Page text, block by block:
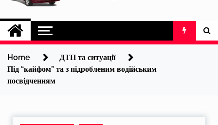
Home
ДТП та ситуації
Під “кайфом” та з підробленим водійським
посвідченням